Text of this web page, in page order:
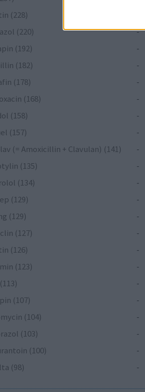
(228)
(220)
-
(192)
-
(182)
-
(178)
-
(168)
-
(158)
-
(157)
-
(= Amoxicillin + Clavulan) (141)
-
(135)
-
(134)
-
(129)
-
(129)
-
(127)
-
(126)
-
(123)
-
-
(107)
-
(104)
-
(103)
-
(100)
-
(98)
-